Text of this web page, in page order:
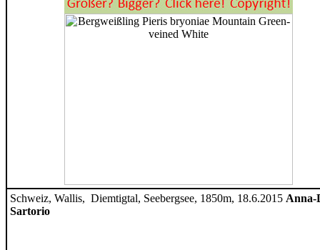
Schweiz, Wallis, Diemtigtal, Seebergsee, 1850m, 18.6.2015 Anna-
Sartorio